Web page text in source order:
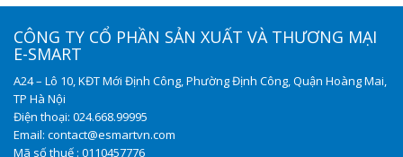
CÔNG TY CỔ PHẦN SẢN XUẤT VÀ THƯƠNG MẠI
E-SMART
A24 – Lô 10, KĐT Mới Định Công, Phường Định Công, Quận Hoàng Mai,
TP Hà Nội
Điện thoại: 024.668.99995
Email: contact@esmartvn.com
Mã số thuế : 0110457776